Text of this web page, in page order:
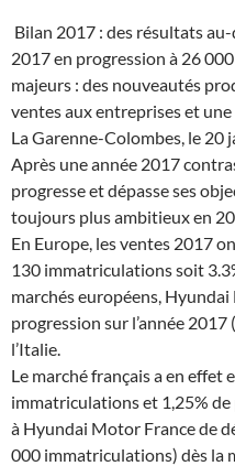
Bilan 2017 : des résultats
2017 en progression à 26
majeurs : des nouveautés
ventes aux entreprises et
La Garenne-Colombes, le 20
Après une année 2017
progresse et dépasse ses
toujours plus ambitieux en
En Europe, les ventes 2017
130 immatriculations soit
marchés européens,
progression sur l’année 2017
l’Italie.
Le marché français a en effet
immatriculations et 1,25%
à Hyundai Motor France de
000 immatriculations) dès la